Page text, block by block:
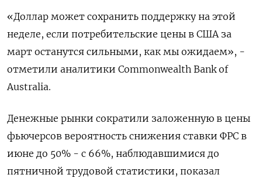
«Доллар может сохранить поддержку на этой
неделе, если потребительские цены в США за
март останутся сильными, как мы ожидаем», -
отметили аналитики Commonwealth Bank of
Australia.
Денежные рынки сократили заложенную в цены
фьючерсов вероятность снижения ставки ФРС в
июне до 50% - с 66%, наблюдавшимися до
пятничной трудовой статистики, показал